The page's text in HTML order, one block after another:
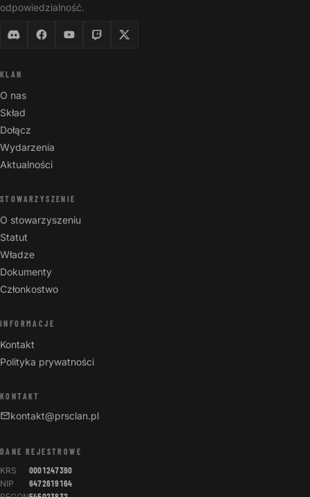
odpowiedzialność.
KLAN
O nas
Skład
Dołącz
Wydarzenia
Aktualności
STOWARZYSZENIE
O stowarzyszeniu
Statut
Władze
Dokumenty
Członkostwo
INFORMACJE
Kontakt
Polityka prywatności
KONTAKT
kontakt@prsclan.pl
DANE REJESTROWE
KRS 0001247390
NIP 6472619164